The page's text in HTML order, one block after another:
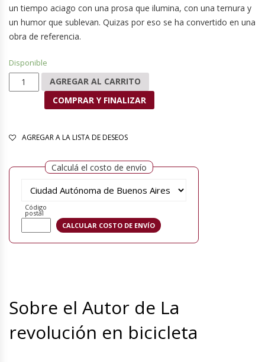
un tiempo aciago con una prosa que ilumina, con una ternura y
un humor que sublevan. Quizas por eso se ha convertido en una
obra de referencia.
Disponible
La revolución en bicicleta cantidad
AGREGAR AL CARRITO
COMPRAR Y FINALIZAR
AGREGAR A LA LISTA DE DESEOS
Calculá el costo de envío
Código
postal
Sobre el Autor de La
revolución en bicicleta